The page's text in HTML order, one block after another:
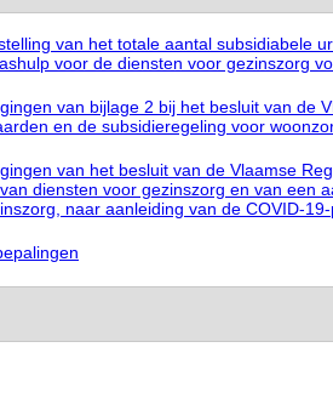
van het totale aantal subsidiabele
voor de diensten voor gezinszorg
van bijlage 2 bij het besluit van de
en de subsidieregeling voor
van het besluit van de Vlaamse
diensten voor gezinszorg en van een
naar aanleiding van de COVID-